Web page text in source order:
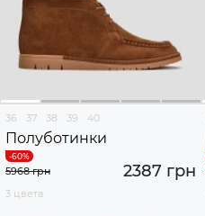
36 37 38 39 40
Полуботинки
2387 грн
5968 грн
3 цвета